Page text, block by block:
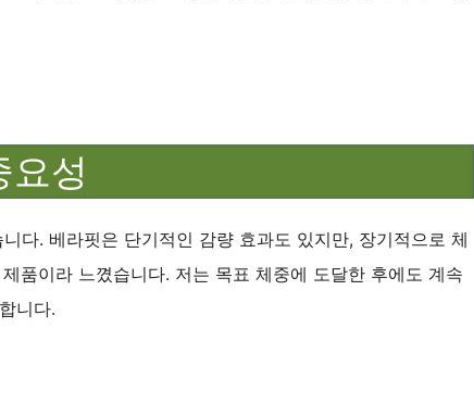
요성
다. 베라핏은 단기적인 감량 효과도 있지만, 장기적으로 체
품이라 느꼈습니다. 저는 목표 체중에 도달한 후에도 계속
니다.